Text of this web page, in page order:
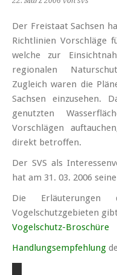
Der Freistaat Sachsen
Richtlinien Vorschläge
welche zur
regionalen
Zugleich waren die
Sachsen einzusehen.
genutzten
Vorschlägen
direkt betroffen.
Der SVS als
hat am 31. 03. 2006
Die
Vogelschutzgebieten
Vogelschutz-Broschüre
Handlungsempfehlung